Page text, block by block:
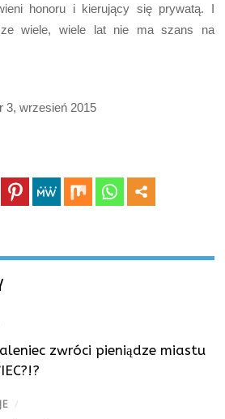
honoru i kierujący się prywatą. I
wiele, wiele lat nie ma szans na
3, wrzesień 2015
zwróci pieniądze miastu
/